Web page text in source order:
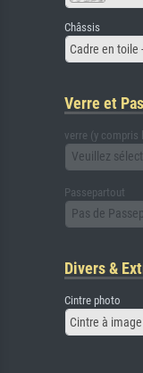
Châssis
Cadre en toile
Verre et
verre (y compris
Veuillez
Passepartout
Pas de
Divers &
Cintre photo
Cintre à